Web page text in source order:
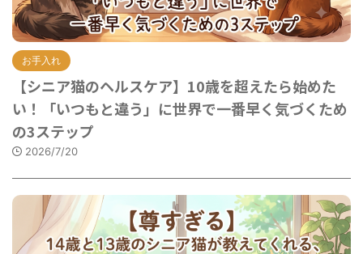
お手入れ
【シニア猫のヘルスケア】10歳を超えたら始めた
い！「いつもと違う」に世界で一番早く気づくため
の3ステップ
2026/7/20